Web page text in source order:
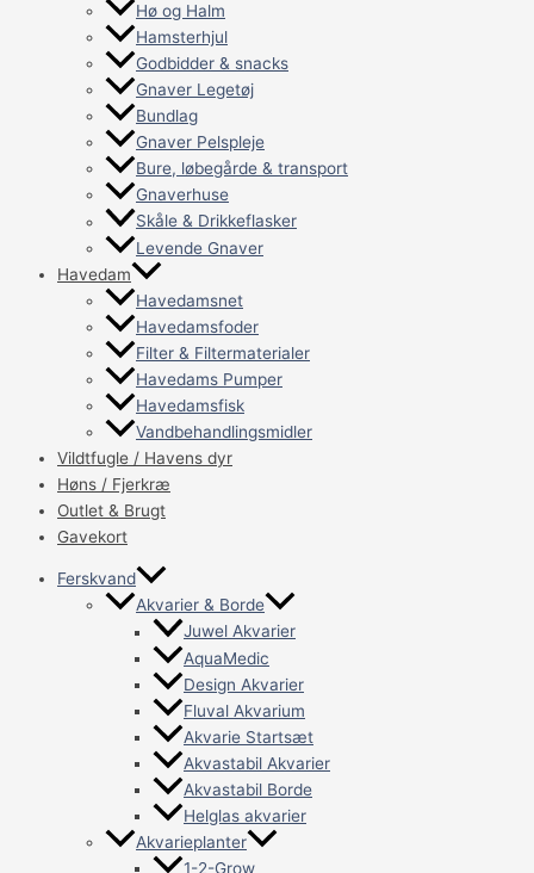
Hø og Halm
Hamsterhjul
Godbidder & snacks
Gnaver Legetøj
Bundlag
Gnaver Pelspleje
Bure, løbegårde & transport
Gnaverhuse
Skåle & Drikkeflasker
Levende Gnaver
Havedam
Havedamsnet
Havedamsfoder
Filter & Filtermaterialer
Havedams Pumper
Havedamsfisk
Vandbehandlingsmidler
Vildtfugle / Havens dyr
Høns / Fjerkræ
Outlet & Brugt
Gavekort
Ferskvand
Akvarier & Borde
Juwel Akvarier
AquaMedic
Design Akvarier
Fluval Akvarium
Akvarie Startsæt
Akvastabil Akvarier
Akvastabil Borde
Helglas akvarier
Akvarieplanter
1-2-Grow